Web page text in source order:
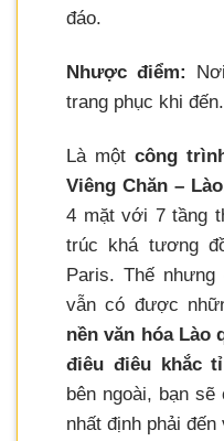
đáo.
Nhược điểm:
trang phục khi đến.
Là một công
Viêng Chăn – Lào
4 mặt với 7 tầng
trúc khá tương
Paris. Thế
vẫn có được
nền văn hóa Lào
điêu điêu khắc
bên ngoài, bạn
nhất định phải